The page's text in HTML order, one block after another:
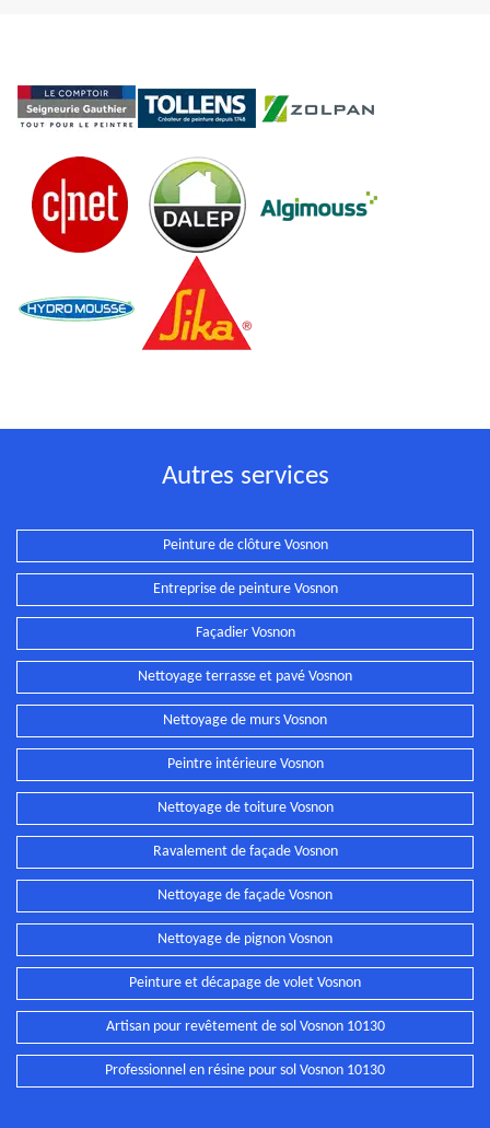
Autres services
Peinture de clôture Vosnon
Entreprise de peinture Vosnon
Façadier Vosnon
Nettoyage terrasse et pavé Vosnon
Nettoyage de murs Vosnon
Peintre intérieure Vosnon
Nettoyage de toiture Vosnon
Ravalement de façade Vosnon
Nettoyage de façade Vosnon
Nettoyage de pignon Vosnon
Peinture et décapage de volet Vosnon
Artisan pour revêtement de sol Vosnon 10130
Professionnel en résine pour sol Vosnon 10130